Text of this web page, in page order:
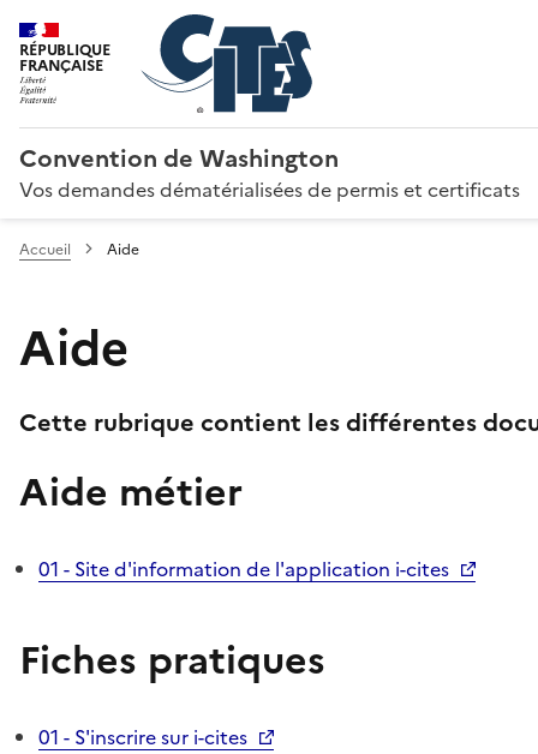
RÉPUBLIQUE
FRANÇAISE
Convention de Washington
Vos demandes dématérialisées de permis et certificats
Accueil Aide
Aide
Cette rubrique contient les différentes
Aide métier
01 - Site d'information de l'application i-cites
Fiches pratiques
01 - S'inscrire sur i-cites